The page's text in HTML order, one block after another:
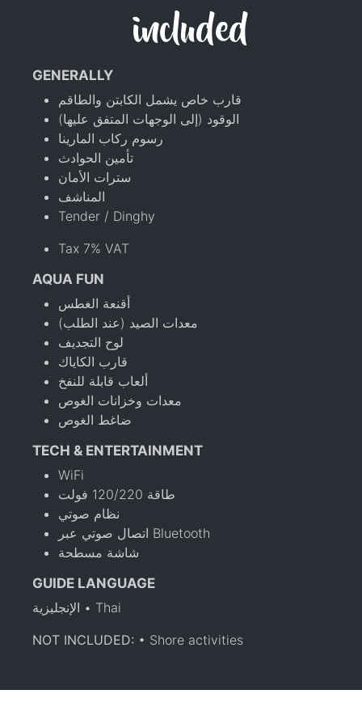
included
GENERALLY
قارب خاص يشمل الكابتن والطاقم
الوقود (إلى الوجهات المتفق عليها)
رسوم ركاب المارينا
تأمين الحوادث
سترات الأمان
المناشف
Tender / Dinghy
Tax 7% VAT
AQUA FUN
أقنعة الغطس
معدات الصيد (عند الطلب)
لوح التجديف
قارب الكاياك
ألعاب قابلة للنفخ
معدات وخزانات الغوص
ضاغط الغوص
TECH & ENTERTAINMENT
WiFi
طاقة 120/220 فولت
نظام صوتي
اتصال صوتي عبر Bluetooth
شاشة مسطحة
GUIDE LANGUAGE
الإنجليزية • Thai
NOT INCLUDED: • Shore activities